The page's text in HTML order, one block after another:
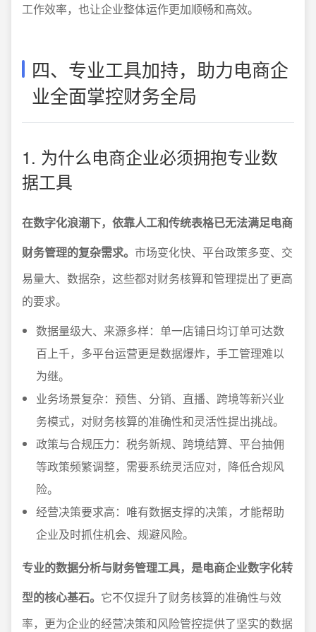
工作效率，也让企业整体运作更加顺畅和高效。
四、专业工具加持，助力电商企
业全面掌控财务全局
1. 为什么电商企业必须拥抱专业数
据工具
在数字化浪潮下，依靠人工和传统表格已无法满足电商
财务管理的复杂需求。 市场变化快、平台政策多变、交
易量大、数据杂，这些都对财务核算和管理提出了更高
的要求。
数据量级大、来源多样：单一店铺日均订单可达数
百上千，多平台运营更是数据爆炸，手工管理难以
为继。
业务场景复杂：预售、分销、直播、跨境等新兴业
务模式，对财务核算的准确性和灵活性提出挑战。
政策与合规压力：税务新规、跨境结算、平台抽佣
等政策频繁调整，需要系统灵活应对，降低合规风
险。
经营决策要求高：唯有数据支撑的决策，才能帮助
企业及时抓住机会、规避风险。
专业的数据分析与财务管理工具，是电商企业数字化转
型的核心基石。 它不仅提升了财务核算的准确性与效
率，更为企业的经营决策和风险管控提供了坚实的数据